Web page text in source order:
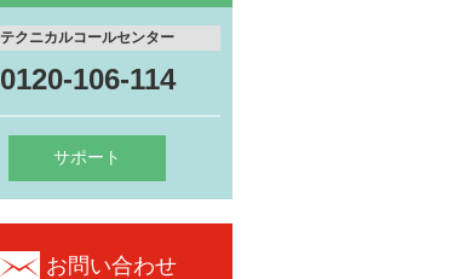
テクニカルコールセンター
0120-106-114
サポート
お問い合わせ